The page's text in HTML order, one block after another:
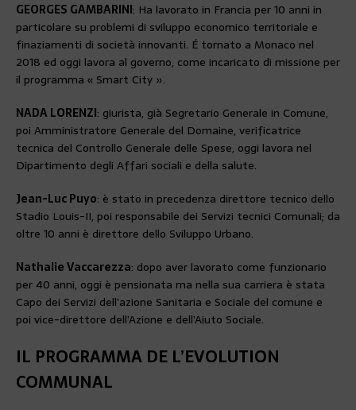
GEORGES GAMBARINI: Ha lavorato in Francia per 10 anni in
particolare su problemi di sviluppo economico territoriale e
finaziamenti di società innovanti. É tornato a Monaco nel
2018 ed oggi lavora al governo, come incaricato di missione per
il programma « Smart City ».
NADA LORENZI: giurista, già Segretario Generale in Comune,
poi Amministratore Generale del Domaine, verificatrice
tecnica del Controllo Generale delle Spese, oggi lavora nel
Dipartimento degli Affari sociali e della salute.
Jean-Luc Puyo: è stato in precedenza direttore tecnico dello
Stadio Louis-II, poi responsabile dei Servizi tecnici Comunali; da
oltre 10 anni è direttore dello Sviluppo Urbano.
Nathalie Vaccarezza: dopo aver lavorato come funzionario
per 40 anni, oggi è pensionata ma nella sua carriera è stata
Capo dei Servizi dell’azione Sanitaria e Sociale del comune e
poi vice-direttore dell’Azione e dell’Aiuto Sociale.
IL PROGRAMMA DE L’EVOLUTION
COMMUNAL